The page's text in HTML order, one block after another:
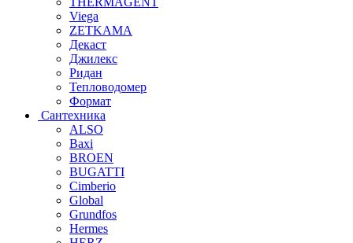
Viega
ZETKAMA
Декаст
Джилекс
Ридан
Тепловодомер
Формат
Сантехника
ALSO
Baxi
BROEN
BUGATTI
Cimberio
Global
Grundfos
Hermes